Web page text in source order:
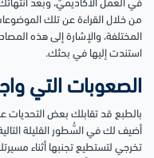
في العمل الأكاديميّ، وبعد
من خلال القراءة عن تلك
المختلفة، والإشارة إلى هذه
استندت إليها في بحثك.
الصعوبات التي
بالطبع قد تقابلك بعض
أضيف لك في السُّطور القليلة
تخرجي لتستطيع تجنبها أثناء